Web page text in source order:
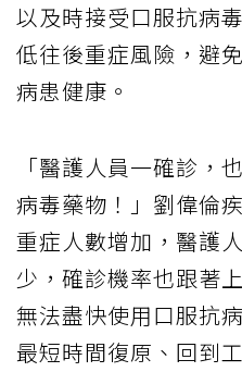
以及時接受口服抗病
低往後重症風險，避免
病患健康。
「醫護人員一確診，
病毒藥物！」劉偉倫
重症人數增加，醫護
少，確診機率也跟著
無法盡快使用口服抗
最短時間復原、回到